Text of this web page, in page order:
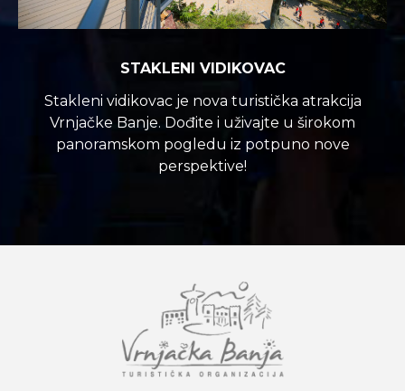
STAKLENI VIDIKOVAC
Stakleni vidikovac je nova turistička atrakcija
Vrnjačke Banje. Dođite i uživajte u širokom
panoramskom pogledu iz potpuno nove
perspektive!